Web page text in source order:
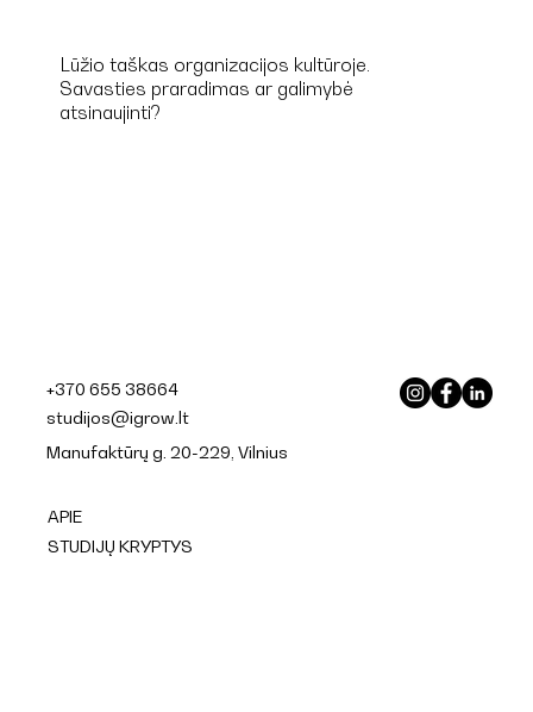
Lūžio taškas organizacijos kultūroje.
Savasties praradimas ar galimybė
atsinaujinti?
APIE
STUDIJŲ KRYPTYS
+370 655 38664
studijos@igrow.lt
Manufaktūrų g. 20-229, Vilnius